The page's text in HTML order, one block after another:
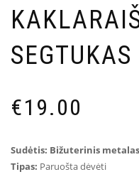
€19.00
Sudėtis: Bižuterinis metalas
Tipas: Paruošta dėvėti